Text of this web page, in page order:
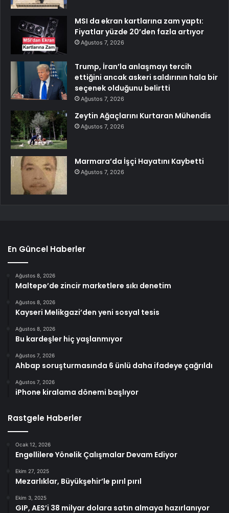
MSI da ekran kartlarına zam yaptı:
Fiyatlar yüzde 20’den fazla artıyor
Ağustos 7, 2026
Trump, İran’la anlaşmayı tercih
ettiğini ancak askeri saldırının hala bir
seçenek olduğunu belirtti
Ağustos 7, 2026
Zeytin Ağaçlarını Kurtaran Mühendis
Ağustos 7, 2026
Marmara’da İşçi Hayatını Kaybetti
Ağustos 7, 2026
En Güncel Haberler
Ağustos 8, 2026
Maltepe’de zincir marketlere sıkı denetim
Ağustos 8, 2026
Kayseri Melikgazi’den yeni sosyal tesis
Ağustos 8, 2026
Bu kardeşler hiç yaşlanmıyor
Ağustos 7, 2026
Ahbap soruşturmasında 6 ünlü daha ifadeye çağrıldı
Ağustos 7, 2026
iPhone kiralama dönemi başlıyor
Rastgele Haberler
Ocak 12, 2026
Engellilere Yönelik Çalışmalar Devam Ediyor
Ekim 27, 2025
Mezarlıklar, Büyükşehir’le pırıl pırıl
Ekim 3, 2025
GIP, AES’i 38 milyar dolara satın almaya hazırlanıyor